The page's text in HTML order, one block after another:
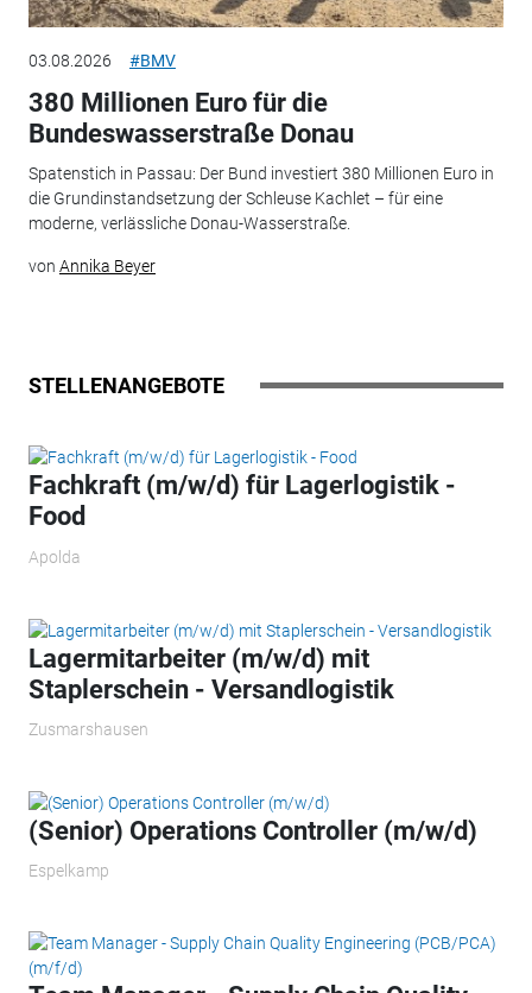
03.08.2026 #BMV
380 Millionen Euro für die
Bundeswasserstraße Donau
Spatenstich in Passau: Der Bund investiert 380 Millionen Euro in
die Grundinstandsetzung der Schleuse Kachlet – für eine
moderne, verlässliche Donau-Wasserstraße.
von Annika Beyer
STELLENANGEBOTE
Fachkraft (m/w/d) für Lagerlogistik -
Food
Apolda
Lagermitarbeiter (m/w/d) mit
Staplerschein - Versandlogistik
Zusmarshausen
(Senior) Operations Controller (m/w/d)
Espelkamp